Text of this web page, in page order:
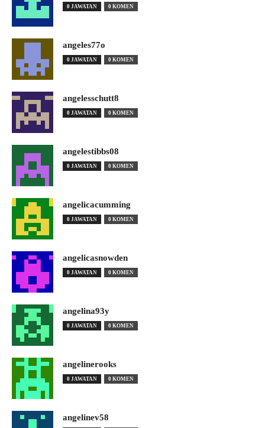
0 JAWATAN 0 KOMEN
angeles77o
0 JAWATAN 0 KOMEN
angelesschutt8
0 JAWATAN 0 KOMEN
angelestibbs08
0 JAWATAN 0 KOMEN
angelicacumming
0 JAWATAN 0 KOMEN
angelicasnowden
0 JAWATAN 0 KOMEN
angelina93y
0 JAWATAN 0 KOMEN
angelinerooks
0 JAWATAN 0 KOMEN
angelinev58